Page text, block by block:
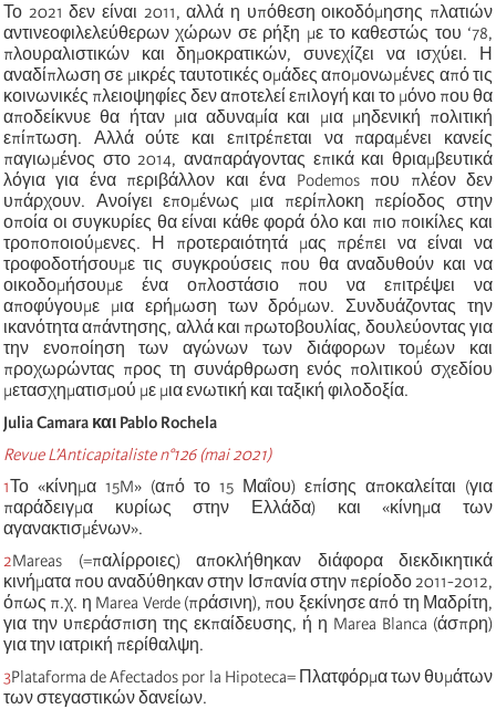
Το 2021 δεν είναι 2011, αλλά η υπόθεση οικοδόμησης πλατιών
αντινεοφιλελεύθερων χώρων σε ρήξη με το καθεστώς του ‘78,
πλουραλιστικών και δημοκρατικών, συνεχίζει να ισχύει. Η
αναδίπλωση σε μικρές ταυτοτικές ομάδες απομονωμένες από τις
κοινωνικές πλειοψηφίες δεν αποτελεί επιλογή και το μόνο που θα
αποδείκνυε θα ήταν μια αδυναμία και μια μηδενική πολιτική
επίπτωση. Αλλά ούτε και επιτρέπεται να παραμένει κανείς
παγιωμένος στο 2014, αναπαράγοντας επικά και θριαμβευτικά
λόγια για ένα περιβάλλον και ένα Podemos που πλέον δεν
υπάρχουν. Ανοίγει επομένως μια περίπλοκη περίοδος στην
οποία οι συγκυρίες θα είναι κάθε φορά όλο και πιο ποικίλες και
τροποποιούμενες. Η προτεραιότητά μας πρέπει να είναι να
τροφοδοτήσουμε τις συγκρούσεις που θα αναδυθούν και να
οικοδομήσουμε ένα οπλοστάσιο που να επιτρέψει να
αποφύγουμε μια ερήμωση των δρόμων. Συνδυάζοντας την
ικανότητα απάντησης, αλλά και πρωτοβουλίας, δουλεύοντας για
την ενοποίηση των αγώνων των διάφορων τομέων και
προχωρώντας προς τη συνάρθρωση ενός πολιτικού σχεδίου
μετασχηματισμού με μια ενωτική και ταξική φιλοδοξία.
Julia Camara και Pablo Rochela
Revue L’Anticapitaliste n°126 (mai 2021)
1Το «κίνημα 15M» (από το 15 Μαΐου) επίσης αποκαλείται (για
παράδειγμα κυρίως στην Ελλάδα) και«κίνημα των
αγανακτισμένων».
2Mareas (=παλίρροιες) αποκλήθηκαν διάφορα διεκδικητικά
κινήματα που αναδύθηκαν στην Ισπανία στην περίοδο 2011-2012,
όπως π.χ. η Marea Verde (πράσινη), που ξεκίνησε από τη Μαδρίτη,
για την υπεράσπιση της εκπαίδευσης, ή η Marea Blanca (άσπρη)
για την ιατρική περίθαλψη.
3Plataforma de Afectados por la Hipoteca= Πλατφόρμα των θυμάτων
των στεγαστικών δανείων.